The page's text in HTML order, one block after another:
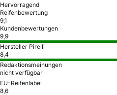
Hervorragend
Reifenbewertung
9,1
Kundenbewertungen
9,9
Hersteller Pirelli
8,4
Redaktionsmeinungen
nicht verfügbar
EU-Reifenlabel
8,6